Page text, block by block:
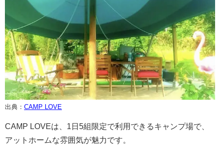
出典： CAMP LOVE
CAMP LOVEは、1日5組限定で利用できるキャンプ場で、
アットホームな雰囲気が魅力です。